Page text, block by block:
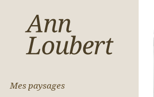
Mes paysages